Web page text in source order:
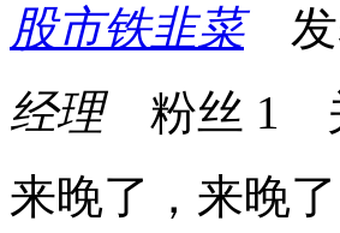
股市铁韭菜发
经理粉丝 1
来晚了，来晚